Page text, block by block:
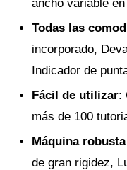
ancho variable
Todas las
incorporado,
Indicador de
Fácil de utilizar:
más de 100
Máquina
de gran rigidez,